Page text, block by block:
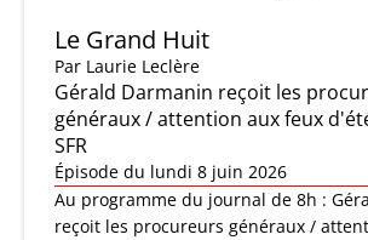
Le Grand Huit
Par Laurie Leclère
Gérald Darmanin reçoit les
généraux / attention aux feux
SFR
Épisode du lundi 8 juin 2026
Au programme du journal de 8h :
reçoit les procureurs généraux /